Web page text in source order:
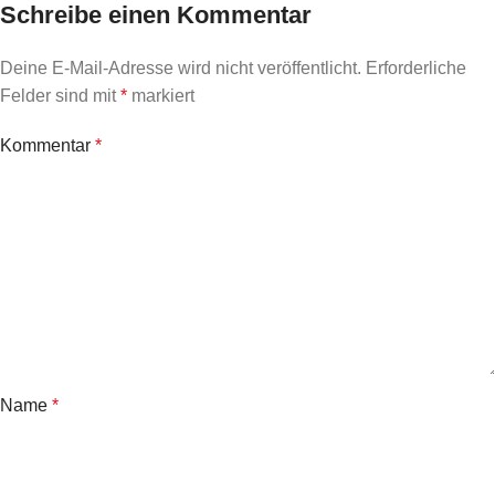
Schreibe einen Kommentar
Deine E-Mail-Adresse wird nicht veröffentlicht. Erforderliche
Felder sind mit* markiert
Kommentar *
Name *